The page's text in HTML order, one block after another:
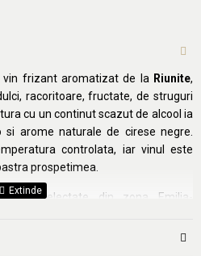
vin frizant aromatizat de la Riunite,
racoritoare, fructate, de struguri
cu un continut scazut de alcool ia
arome naturale de cirese negre.
controlata, iar vinul este
prospetimea.
selectate din zona Emilia-